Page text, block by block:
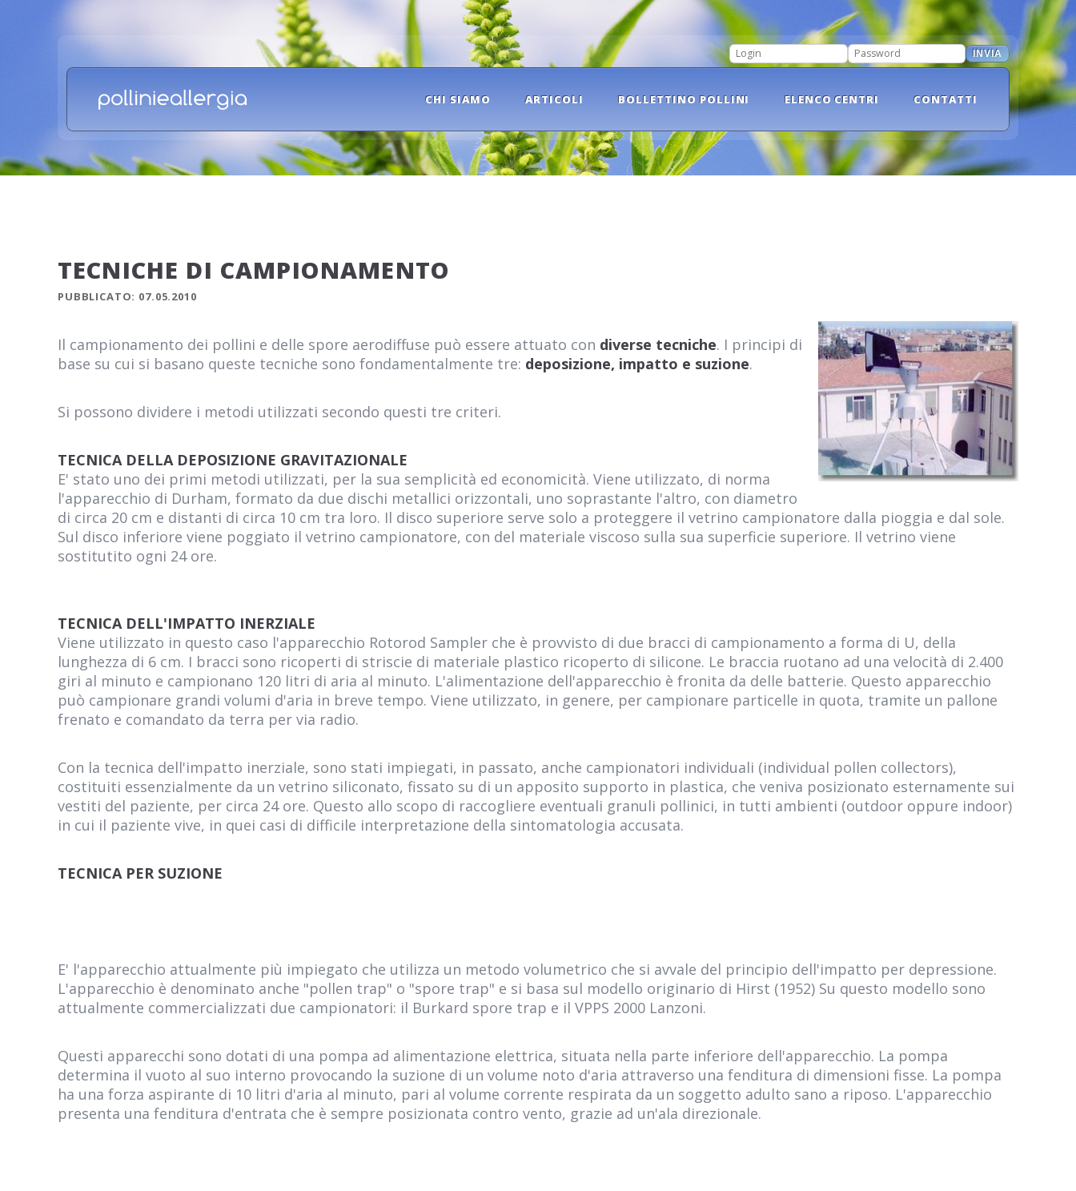
LOGIN
PASSWORD
INVIA
CHI SIAMO ARTICOLI BOLLETTINO POLLINI ELENCO CENTRI CONTATTI
TECNICHE DI CAMPIONAMENTO
PUBBLICATO: 07.05.2010
Il campionamento dei pollini e delle spore aerodiffuse può essere attuato con diverse tecniche. I principi di
base su cui si basano queste tecniche sono fondamentalmente tre: deposizione, impatto e suzione.
Si possono dividere i metodi utilizzati secondo questi tre criteri.
TECNICA DELLA DEPOSIZIONE GRAVITAZIONALE
E' stato uno dei primi metodi utilizzati, per la sua semplicità ed economicità. Viene utilizzato, di norma
l'apparecchio di Durham, formato da due dischi metallici orizzontali, uno soprastante l'altro, con diametro
di circa 20 cm e distanti di circa 10 cm tra loro. Il disco superiore serve solo a proteggere il vetrino campionatore dalla pioggia e dal sole.
Sul disco inferiore viene poggiato il vetrino campionatore, con del materiale viscoso sulla sua superficie superiore. Il vetrino viene
sostitutito ogni 24 ore.
TECNICA DELL'IMPATTO INERZIALE
Viene utilizzato in questo caso l'apparecchio Rotorod Sampler che è provvisto di due bracci di campionamento a forma di U, della
lunghezza di 6 cm. I bracci sono ricoperti di striscie di materiale plastico ricoperto di silicone. Le braccia ruotano ad una velocità di 2.400
giri al minuto e campionano 120 litri di aria al minuto. L'alimentazione dell'apparecchio è fronita da delle batterie. Questo apparecchio
può campionare grandi volumi d'aria in breve tempo. Viene utilizzato, in genere, per campionare particelle in quota, tramite un pallone
frenato e comandato da terra per via radio.
Con la tecnica dell'impatto inerziale, sono stati impiegati, in passato, anche campionatori individuali (individual pollen collectors),
costituiti essenzialmente da un vetrino siliconato, fissato su di un apposito supporto in plastica, che veniva posizionato esternamente sui
vestiti del paziente, per circa 24 ore. Questo allo scopo di raccogliere eventuali granuli pollinici, in tutti ambienti (outdoor oppure indoor)
in cui il paziente vive, in quei casi di difficile interpretazione della sintomatologia accusata.
TECNICA PER SUZIONE
E' l'apparecchio attualmente più impiegato che utilizza un metodo volumetrico che si avvale del principio dell'impatto per depressione.
L'apparecchio è denominato anche "pollen trap" o "spore trap" e si basa sul modello originario di Hirst (1952) Su questo modello sono
attualmente commercializzati due campionatori: il Burkard spore trap e il VPPS 2000 Lanzoni.
Questi apparecchi sono dotati di una pompa ad alimentazione elettrica, situata nella parte inferiore dell'apparecchio. La pompa
determina il vuoto al suo interno provocando la suzione di un volume noto d'aria attraverso una fenditura di dimensioni fisse. La pompa
ha una forza aspirante di 10 litri d'aria al minuto, pari al volume corrente respirata da un soggetto adulto sano a riposo. L'apparecchio
presenta una fenditura d'entrata che è sempre posizionata contro vento, grazie ad un'ala direzionale.